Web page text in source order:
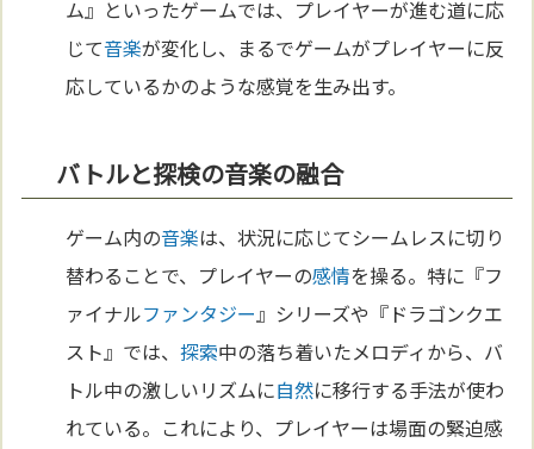
ム』といったゲームでは、プレイヤーが進む道に応
じて音楽が変化し、まるでゲームがプレイヤーに反
応しているかのような感覚を生み出す。
バトルと探検の音楽の融合
ゲーム内の音楽は、状況に応じてシームレスに切り
替わることで、プレイヤーの感情を操る。特に『フ
ァイナルファンタジー』シリーズや『ドラゴンクエ
スト』では、探索中の落ち着いたメロディから、バ
トル中の激しいリズムに自然に移行する手法が使わ
れている。これにより、プレイヤーは場面の緊迫感